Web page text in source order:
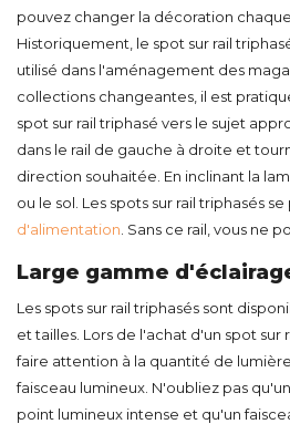
pouvez changer la décoration
Historiquement, le spot sur rail
utilisé dans l'aménagement des
collections changeantes, il est
spot sur rail triphasé vers le sujet
dans le rail de gauche à droite et
direction souhaitée. En inclinant la
ou le sol. Les spots sur rail triphasés
d'alimentation . Sans ce rail, vous ne
Large gamme
Les spots sur rail triphasés sont
et tailles. Lors de l'achat d'un spot sur
faire attention à la quantité de
faisceau lumineux. N'oubliez pas
point lumineux intense et qu'un